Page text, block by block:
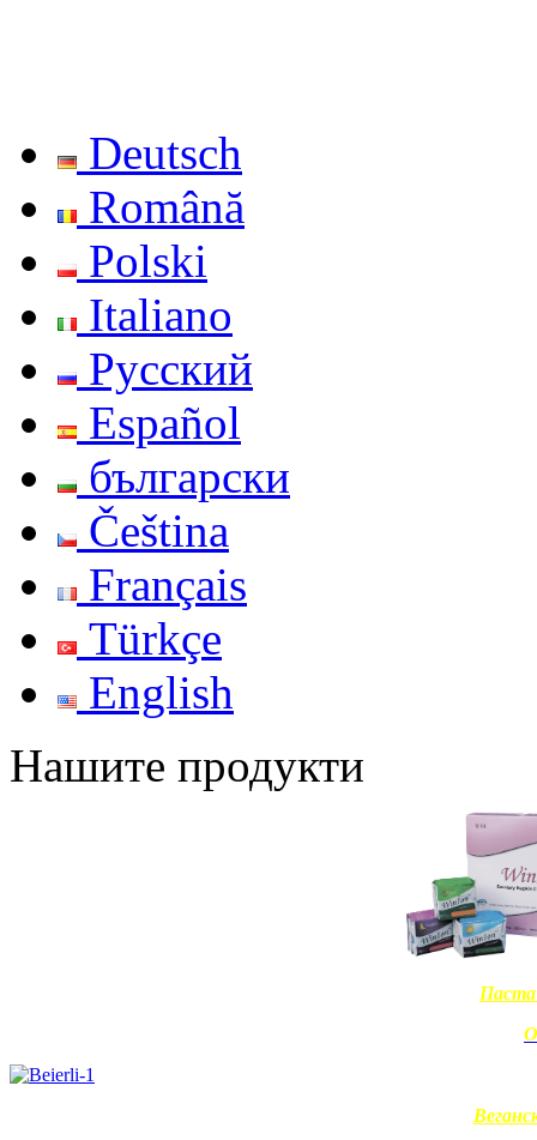
Deutsch
Română
Polski
Italiano
Русский
Español
български
Čeština
Français
Türkçe
English
Нашите продукти
Паста